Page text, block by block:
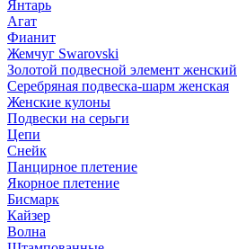
Янтарь
Агат
Фианит
Жемчуг Swarovski
Золотой подвесной элемент женcкий
Серебряная подвеска-шарм женская
Женские кулоны
Подвески на серьги
Цепи
Снейк
Панцирное плетение
Якорное плетение
Бисмарк
Кайзер
Волна